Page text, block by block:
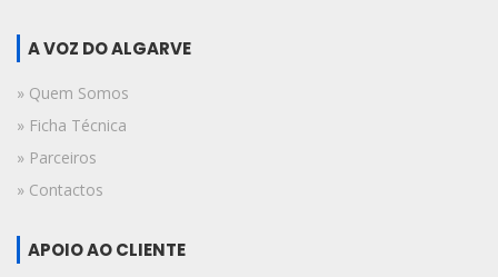
A VOZ DO ALGARVE
» Quem Somos
» Ficha Técnica
» Parceiros
» Contactos
APOIO AO CLIENTE